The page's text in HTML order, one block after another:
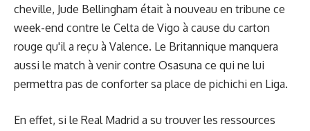
cheville, Jude Bellingham était à nouveau en tribune ce
week-end contre le Celta de Vigo à cause du carton
rouge qu'il a reçu à Valence. Le Britannique manquera
aussi le match à venir contre Osasuna ce qui ne lui
permettra pas de conforter sa place de pichichi en Liga.
En effet, si le Real Madrid a su trouver les ressources